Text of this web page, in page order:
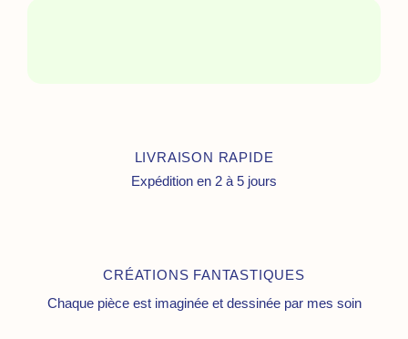
LIVRAISON RAPIDE
Expédition en 2 à 5 jours
CRÉATIONS FANTASTIQUES
Chaque pièce est imaginée et dessinée par mes soin